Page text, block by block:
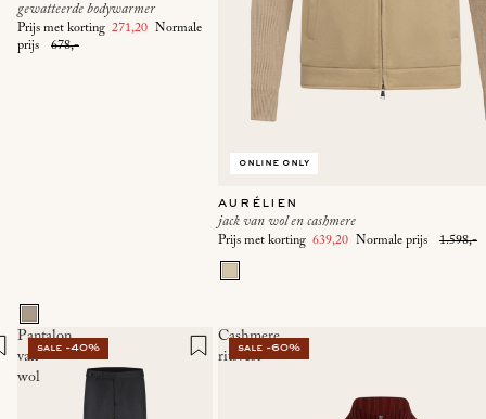
gewatteerde bodywarmer
Prijs met korting 271,20 Normale
prijs
678,-
online only
aurélien
jack van wol en cashmere
Prijs met korting 639,20 Normale prijs 1.598,-
Pantalon
van
wol
sale -40%
Cashmere
ritsvest
sale -60%